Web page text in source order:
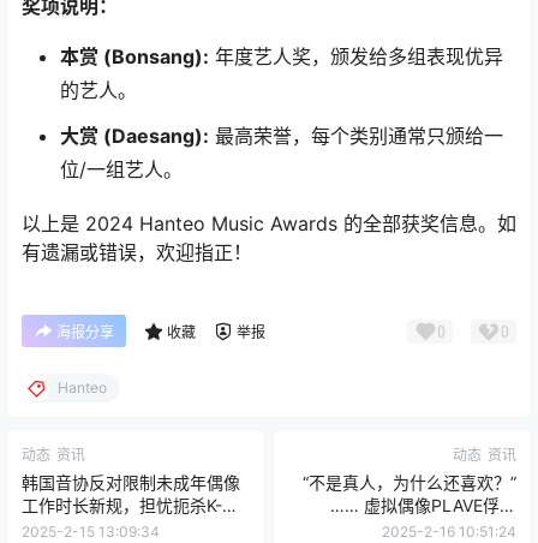
奖项说明：
本赏 (Bonsang): 年度艺人奖，颁发给多组表现优异
的艺人。
大赏 (Daesang): 最高荣誉，每个类别通常只颁给一
位/一组艺人。
以上是 2024 Hanteo Music Awards 的全部获奖信息。如
有遗漏或错误，欢迎指正！
海报分享 收藏 举报 0 0
Hanteo
动态 资讯
韩国音协反对限制未成年偶像
工作时长新规，担忧扼杀K-
Pop未来
2025-2-15 13:09:34
动态 资讯
“不是真人，为什么还喜欢？”
…… 虚拟偶像PLAVE俘获
3040的心
2025-2-16 10:51:24